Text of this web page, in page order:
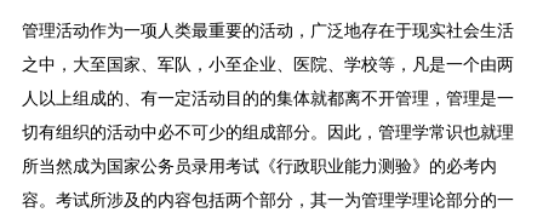
管理活动作为一项人类最重要的活动，广泛地存在于现实社会生活
之中，大至国家、军队，小至企业、医院、学校等，凡是一个由两
人以上组成的、有一定活动目的的集体就都离不开管理，管理是一
切有组织的活动中必不可少的组成部分。因此，管理学常识也就理
所当然成为国家公务员录用考试《行政职业能力测验》的必考内
容。考试所涉及的内容包括两个部分，其一为管理学理论部分的一